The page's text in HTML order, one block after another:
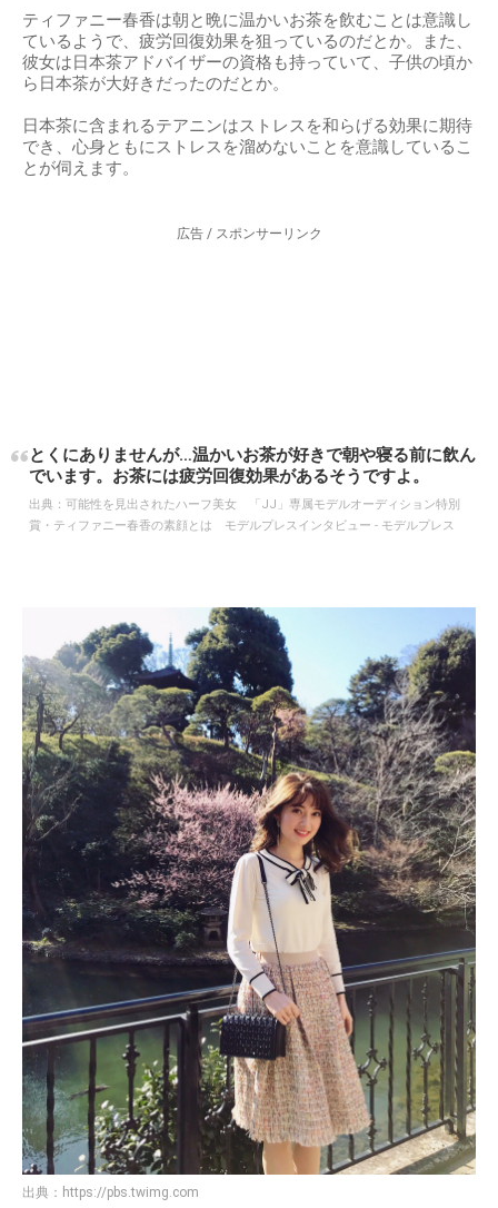
ティファニー春香は朝と晩に温かいお茶を飲むことは意識し
ているようで、疲労回復効果を狙っているのだとか。また、
彼女は日本茶アドバイザーの資格も持っていて、子供の頃か
ら日本茶が大好きだったのだとか。
日本茶に含まれるテアニンはストレスを和らげる効果に期待
でき、心身ともにストレスを溜めないことを意識しているこ
とが伺えます。
広告 / スポンサーリンク
とくにありませんが…温かいお茶が好きで朝や寝る前に飲ん
でいます。お茶には疲労回復効果があるそうですよ。
出典： 可能性を見出されたハーフ美女 「JJ」専属モデルオーディション特別
賞・ティファニー春香の素顔とは モデルプレスインタビュー - モデルプレス
出典： https://pbs.twimg.com